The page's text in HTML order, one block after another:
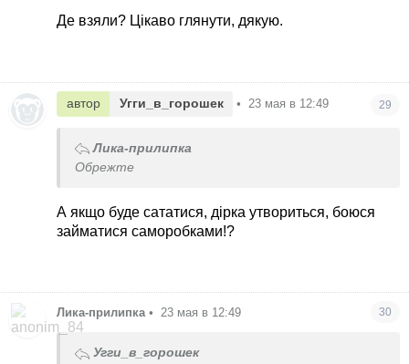
Де взяли? Цікаво глянути, дякую.
автор Угги_в_горошек • 23 мая в 12:49 29
Лика-прилипка
Обрежте
А якщо буде сататися, дірка утвориться, боюся
займатися саморобками!?
Лика-прилипка • 23 мая в 12:49 30
Угги_в_горошек